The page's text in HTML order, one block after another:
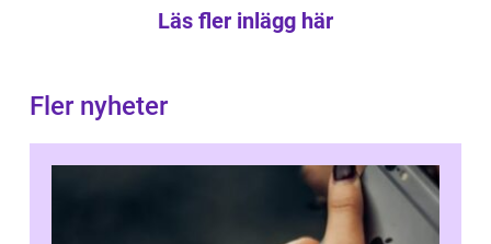
Läs fler inlägg här
Fler nyheter